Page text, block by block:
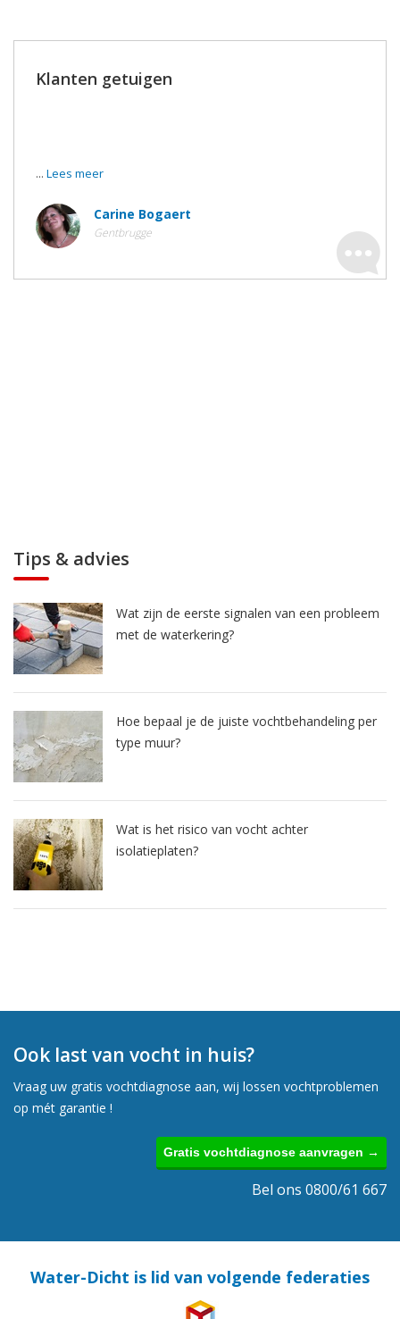
Klanten getuigen
... Lees meer
Carine Bogaert
Gentbrugge
Tips & advies
Wat zijn de eerste signalen van een probleem
met de waterkering?
Hoe bepaal je de juiste vochtbehandeling per
type muur?
Wat is het risico van vocht achter
isolatieplaten?
Ook last van vocht in huis?
Vraag uw gratis vochtdiagnose aan, wij lossen vochtproblemen
op mét garantie !
Gratis vochtdiagnose aanvragen →
Bel ons 0800/61 667
Water-Dicht is lid van volgende federaties